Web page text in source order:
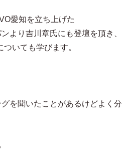
愛知を立ち上げた
より吉川章氏にも登壇を頂き、
いても学びます。
を聞いたことがあるけどよく分